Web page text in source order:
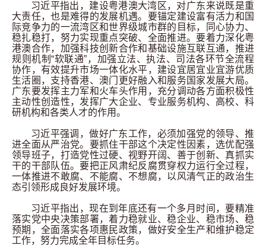
习近平指出，建设粤港澳大湾区，对广东来说既是重
大责任，也是难得的发展机遇。要锚定建设富有活力和国
际竞争力的一流湾区和世界级城市群的目标，同心协力、
稳扎稳打，努力实现重点突破、全面推进。要着力深化粤
港澳合作，加强科技创新合作和基础设施互联互通，推进
规则机制“软联通”，加强立法、执法、司法各环节全流程
协作，有效提升市场一体化水平，建设宜居宜业宜游优质
生活圈，支持香港、澳门更好融入和服务国家发展大局。
广东要发挥主力军和火车头作用，充分调动各方面积极性
主动性创造性，发挥广大企业、专业服务机构、高校、科
研机构和各类人才的作用。
习近平强调，做好广东工作，必须加强党的领导、推
进全面从严治党。要抓住干部这个决定性因素，选优配强
领导班子，打造党性过硬、视野开阔、善于创新、真抓实
干的干部队伍。要把正风肃纪反腐贯穿权力运行全过程，
一体推进不敢腐、不能腐、不想腐，以风清气正的政治生
态引领形成良好发展环境。
习近平指出，现在到年底还有一个多月时间，要精准
落实党中央决策部署，着力稳就业、稳企业、稳市场、稳
预期，全面落实各项惠民政策，做好安全生产和维护稳定
工作，努力完成全年目标任务。